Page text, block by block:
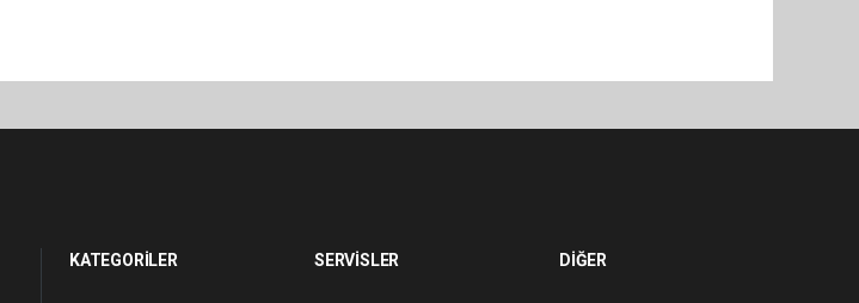
KATEGORİLER SERVİSLER DİĞER